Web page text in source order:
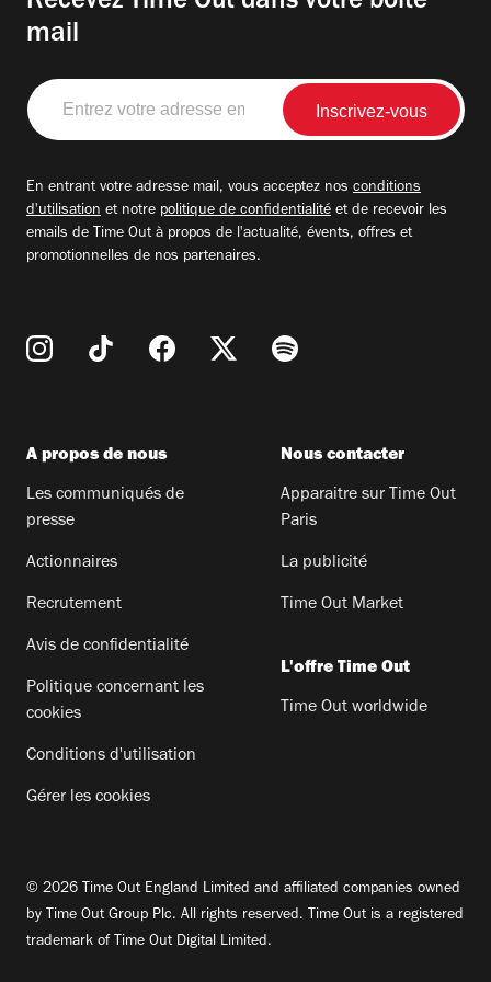
mail
Entrez
votre
adresse
En entrant votre adresse mail, vous acceptez nos conditions
d'utilisation et notre politique de confidentialité et de recevoir les
emails de Time Out à propos de l'actualité, évents, offres et
promotionnelles de nos partenaires.
A propos de nous
Les communiqués de
presse
Actionnaires
Recrutement
Avis de confidentialité
Politique concernant les
cookies
Conditions d'utilisation
Gérer les cookies
Nous contacter
Apparaitre sur Time Out
Paris
La publicité
Time Out Market
L'offre Time Out
Time Out worldwide
© 2026 Time Out England Limited and affiliated companies owned
by Time Out Group Plc. All rights reserved. Time Out is a registered
trademark of Time Out Digital Limited.